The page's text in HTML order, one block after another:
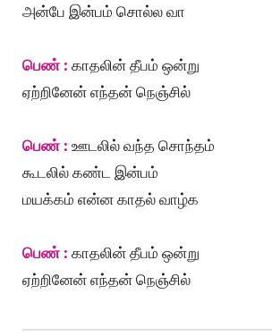
அன்பே இன்பம் சொல்ல வா
பெண் : காதலின் தீபம் ஒன்று
ஏற்றினேன் எந்தன் நெஞ்சில்
பெண் : ஊடலில் வந்த சொந்தம்
கூடலில் கண்ட இன்பம்
மயக்கம் என்ன காதல் வாழ்க
பெண் : காதலின் தீபம் ஒன்று
ஏற்றினேன் எந்தன் நெஞ்சில்